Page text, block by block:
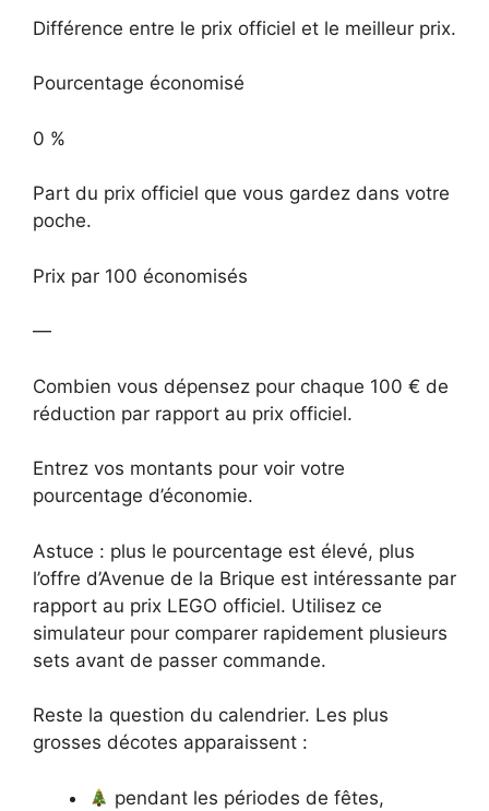
Différence entre le prix officiel et le meilleur prix.
Pourcentage économisé
0 %
Part du prix officiel que vous gardez dans votre
poche.
Prix par 100 économisés
—
Combien vous dépensez pour chaque 100 € de
réduction par rapport au prix officiel.
Entrez vos montants pour voir votre
pourcentage d’économie.
Astuce : plus le pourcentage est élevé, plus
l’offre d’Avenue de la Brique est intéressante par
rapport au prix LEGO officiel. Utilisez ce
simulateur pour comparer rapidement plusieurs
sets avant de passer commande.
Reste la question du calendrier. Les plus
grosses décotes apparaissent :
pendant les périodes de fêtes,